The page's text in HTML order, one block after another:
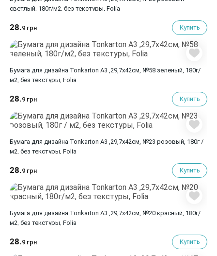
светлый, 180г/м2, без текстуры, Folia
28.9 грн Купить
Бумага для дизайна Tonkarton А3 ,29,7х42см, №58 зеленый, 180г/
м2, без текстуры, Folia
28.9 грн Купить
Бумага для дизайна Tonkarton А3 ,29,7х42см, №23 розовый, 180г /
м2, без текстуры, Folia
28.9 грн Купить
Бумага для дизайна Tonkarton А3 ,29,7х42см, №20 красный, 180г/
м2, без текстуры, Folia
28.9 грн Купить